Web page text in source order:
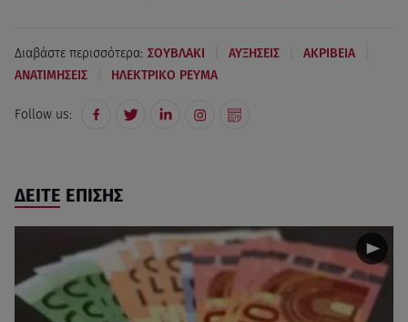
Διαβάστε περισσότερα: ΣΟΥΒΛΑΚΙ ΑΥΞΗΣΕΙΣ ΑΚΡΙΒΕΙΑ
ΑΝΑΤΙΜΗΣΕΙΣ ΗΛΕΚΤΡΙΚΟ ΡΕΥΜΑ
Follow us:
ΔΕΙΤΕ ΕΠΙΣΗΣ